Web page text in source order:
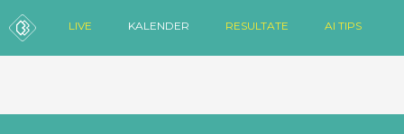
LIVE KALENDER RESULTATE AI TIPS